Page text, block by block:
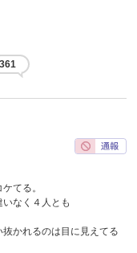
361
てる。
なく４人とも
かれるのは目に見えてる